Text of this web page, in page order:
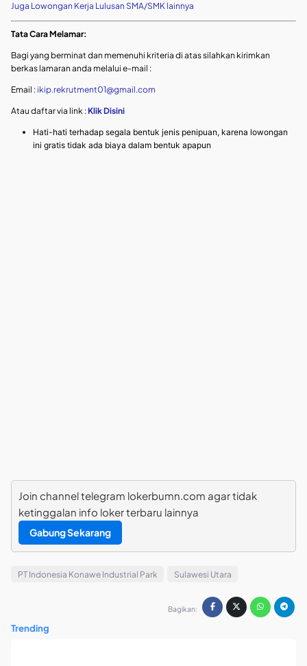
Juga Lowongan Kerja Lulusan SMA/SMK lainnya
Tata Cara Melamar:
Bagi yang berminat dan memenuhi kriteria di atas silahkan kirimkan
berkas lamaran anda melalui e-mail :
Email : ikip.rekrutment01@gmail.com
Atau daftar via link :Klik Disini
Hati-hati terhadap segala bentuk jenis penipuan, karena lowongan
ini gratis tidak ada biaya dalam bentuk apapun
Join channel telegram lokerbumn.com agar tidak
ketinggalan info loker terbaru lainnya
Gabung Sekarang
PT Indonesia Konawe Industrial Park Sulawesi Utara
Bagikan:
Trending